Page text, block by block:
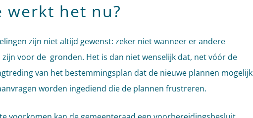
werkt het nu?
zijn niet altijd gewenst: zeker niet wanneer er andere
zijn voor de gronden. Het is dan niet wenselijk dat, net vóór de
van het bestemmingsplan dat de nieuwe plannen mogelijk
worden ingediend die de plannen frustreren.